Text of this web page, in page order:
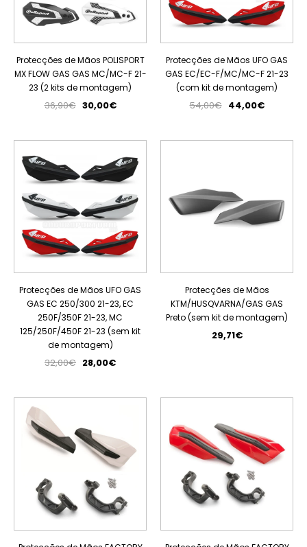
Protecções de Mãos POLISPORT
MX FLOW GAS GAS MC/MC-F 21-
23 (2 kits de montagem)
36,90€ 30,00€
Protecções de Mãos UFO GAS
GAS EC/EC-F/MC/MC-F 21-23
(com kit de montagem)
54,00€ 44,00€
Protecções de Mãos UFO GAS
GAS EC 250/300 21-23, EC
250F/350F 21-23, MC
125/250F/450F 21-23 (sem kit
de montagem)
32,00€ 28,00€
Protecções de Mãos
KTM/HUSQVARNA/GAS GAS
Preto (sem kit de montagem)
29,71€